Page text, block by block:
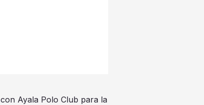
Ayala Polo Club para la